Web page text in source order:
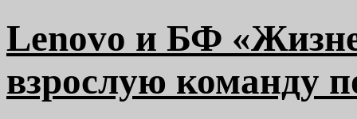
Lenovo и БФ
взрослую команду